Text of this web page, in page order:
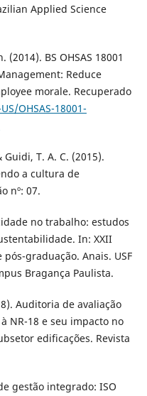
Applied Science
BS OHSAS 18001
Reduce
morale. Recuperado
OHSAS-18001-
T. A. C. (2015).
a cultura de
nº: 07.
no trabalho: estudos
In: XXII
graduação. Anais. USF
Bragança Paulista.
Auditoria de avaliação
NR-18 e seu impacto no
edificações. Revista
gestão integrado: ISO